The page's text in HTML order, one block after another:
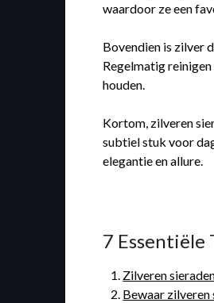
waardoor ze een
Bovendien is zilver
Regelmatig
houden.
Kortom, zilveren
subtiel stuk voor
elegantie en allure.
7 Essentiële
Zilveren
Bewaar